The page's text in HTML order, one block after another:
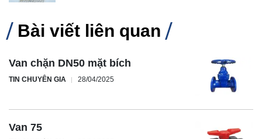
Bài viết liên quan
Van chặn DN50 mặt bích
TIN CHUYÊN GIA 28/04/2025
Van 75